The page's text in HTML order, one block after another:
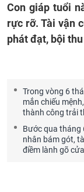
Con giáp tuổi
rực rỡ. Tài vận
phát đạt, bội
Trong vòng 6
mắn chiếu
thành công trải
Bước qua tháng
nhân bám gót,
điềm lành gõ cửa